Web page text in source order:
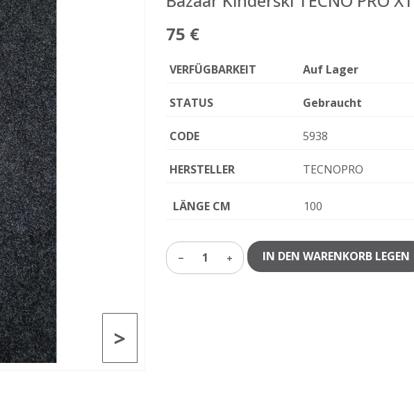
>
75 €
VERFÜGBARKEIT Auf Lager
STATUS Gebraucht
CODE 5938
HERSTELLER TECNOPRO
LÄNGE CM 100
1 IN DEN WARENKORB LEGEN